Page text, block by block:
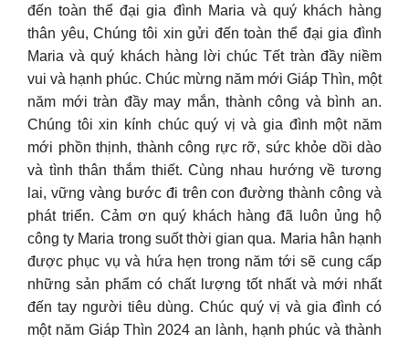
đến toàn thể đại gia đình Maria và quý khách hàng
thân yêu, Chúng tôi xin gửi đến toàn thể đại gia đình
Maria và quý khách hàng lời chúc Tết tràn đầy niềm
vui và hạnh phúc. Chúc mừng năm mới Giáp Thìn, một
năm mới tràn đầy may mắn, thành công và bình an.
Chúng tôi xin kính chúc quý vị và gia đình một năm
mới phồn thịnh, thành công rực rỡ, sức khỏe dồi dào
và tình thân thắm thiết. Cùng nhau hướng về tương
lai, vững vàng bước đi trên con đường thành công và
phát triển. Cảm ơn quý khách hàng đã luôn ủng hộ
công ty Maria trong suốt thời gian qua. Maria hân hạnh
được phục vụ và hứa hẹn trong năm tới sẽ cung cấp
những sản phẩm có chất lượng tốt nhất và mới nhất
đến tay người tiêu dùng. Chúc quý vị và gia đình có
một năm Giáp Thìn 2024 an lành, hạnh phúc và thành